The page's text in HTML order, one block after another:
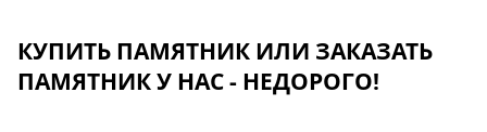
КУПИТЬ ПАМЯТНИК ИЛИ ЗАКАЗАТЬ
ПАМЯТНИК У НАС - НЕДОРОГО!